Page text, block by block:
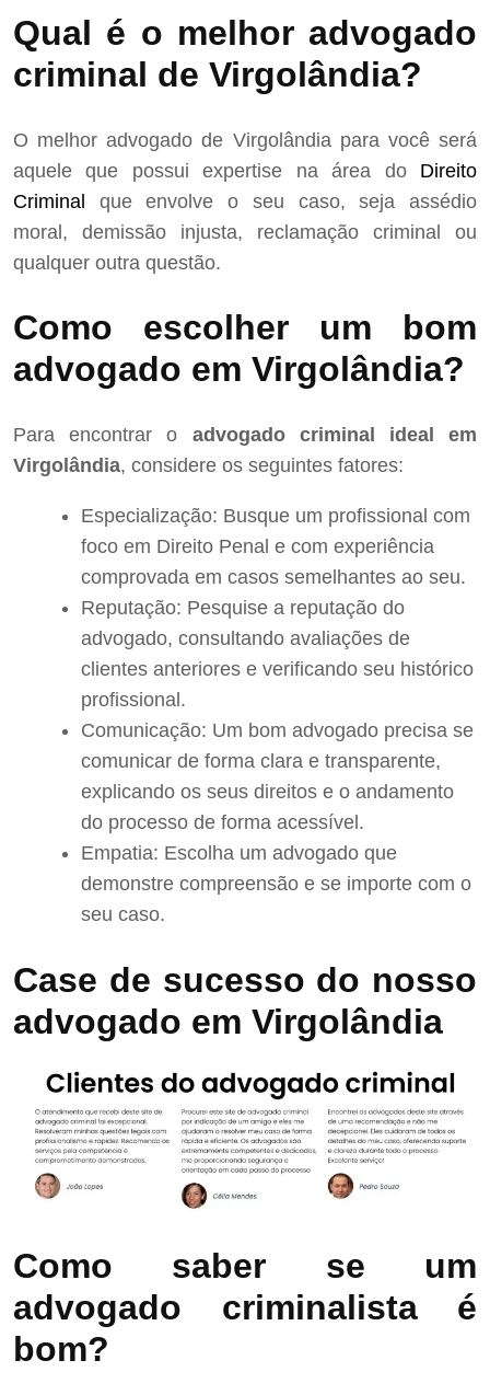
Qual é o melhor advogado
criminal de Virgolândia?
O melhor advogado de Virgolândia para você será
aquele que possui expertise na área do Direito
Criminal que envolve o seu caso, seja assédio
moral, demissão injusta, reclamação criminal ou
qualquer outra questão.
Como escolher um bom
advogado em Virgolândia?
Para encontrar o advogado criminal ideal em
Virgolândia, considere os seguintes fatores:
Especialização: Busque um profissional com
foco em Direito Penal e com experiência
comprovada em casos semelhantes ao seu.
Reputação: Pesquise a reputação do
advogado, consultando avaliações de
clientes anteriores e verificando seu histórico
profissional.
Comunicação: Um bom advogado precisa se
comunicar de forma clara e transparente,
explicando os seus direitos e o andamento
do processo de forma acessível.
Empatia: Escolha um advogado que
demonstre compreensão e se importe com o
seu caso.
Case de sucesso do nosso
advogado em Virgolândia
Como saber se um
advogado criminalista é
bom?